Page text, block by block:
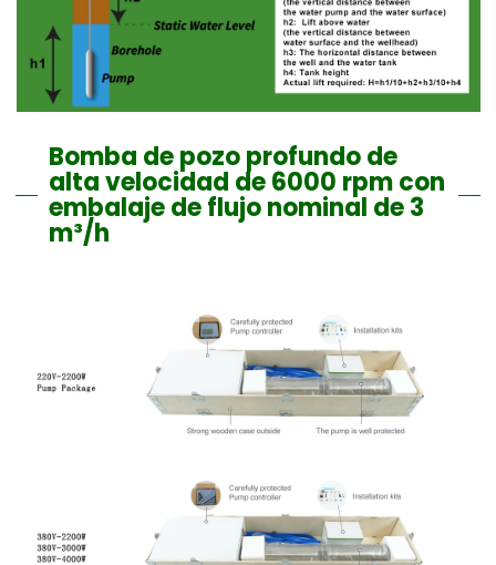
Bomba de pozo profundo de
alta velocidad de 6000 rpm con
embalaje de flujo nominal de 3
m³/h